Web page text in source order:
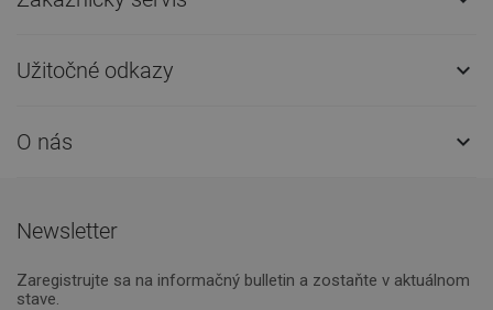
Užitočné odkazy 
O nás 
Newsletter
Zaregistrujte sa na informačný bulletin a zostaňte v aktuálnom
stave.